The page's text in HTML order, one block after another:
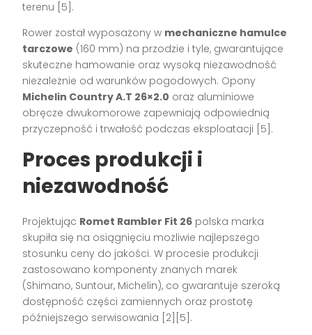
terenu [5] .
Rower został wyposażony w mechaniczne hamulce
tarczowe (160 mm) na przodzie i tyle, gwarantujące
skuteczne hamowanie oraz wysoką niezawodność
niezależnie od warunków pogodowych. Opony
Michelin Country A.T 26×2.0 oraz aluminiowe
obręcze dwukomorowe zapewniają odpowiednią
przyczepność i trwałość podczas eksploatacji [5] .
Proces produkcji i
niezawodność
Projektując Romet Rambler Fit 26 polska marka
skupiła się na osiągnięciu możliwie najlepszego
stosunku ceny do jakości. W procesie produkcji
zastosowano komponenty znanych marek
(Shimano, Suntour, Michelin), co gwarantuje szeroką
dostępność części zamiennych oraz prostotę
późniejszego serwisowania [2][5] .